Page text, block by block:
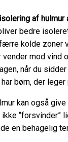
af hulmur
bedre
kolde zoner
mod vind
når du
børn, der leger
kan også
“forsvinder”
en behagelig